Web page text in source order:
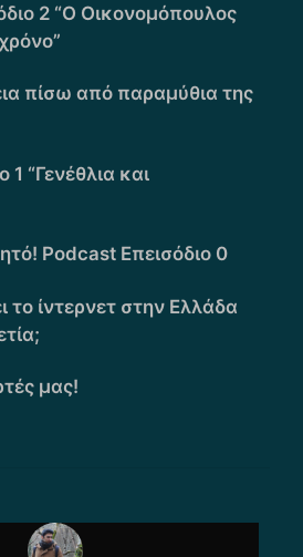
2 “Ο Οικονομόπουλος
πίσω από παραμύθια της
1 “Γενέθλια και
Podcast Επεισόδιο 0
το ίντερνετ στην Ελλάδα
μας!